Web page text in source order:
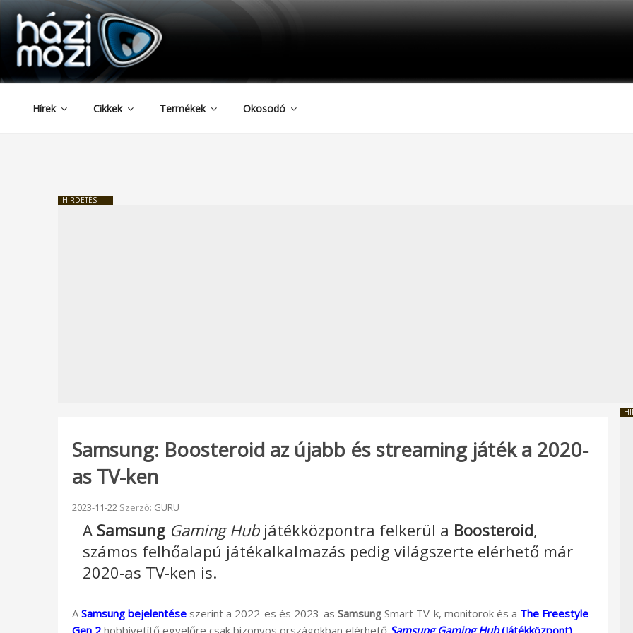
Tartalomhoz
HAZIMOZI
Hírek Cikkek Termékek Okosodó
HIRDETÉS
Samsung: Boosteroid az újabb és streaming játék a 2020-
as TV-ken
Beküldve:
2023-11-22 Szerző: GURU
A Samsung Gaming Hubjátékközpontra felkerül a Boosteroid,
számos felhőalapú játékalkalmazás pedig világszerte elérhető már
2020-as TV-ken is.
A Samsung bejelentése szerint a 2022-es és 2023-as Samsung Smart TV-k, monitorok és a The Freestyle
Gen 2 hobbivetítő egyelőre csak bizonyos országokban elérhető Samsung Gaming Hub(Játékközpont)